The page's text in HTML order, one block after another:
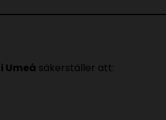
Umeå säkerställer att: